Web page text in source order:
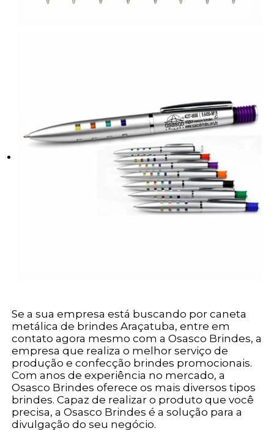
Se a sua empresa está buscando por caneta
metálica de brindes Araçatuba, entre em
contato agora mesmo com a Osasco Brindes, a
empresa que realiza o melhor serviço de
produção e confecção brindes promocionais.
Com anos de experiência no mercado, a
Osasco Brindes oferece os mais diversos tipos
brindes. Capaz de realizar o produto que você
precisa, a Osasco Brindes é a solução para a
divulgação do seu negócio.